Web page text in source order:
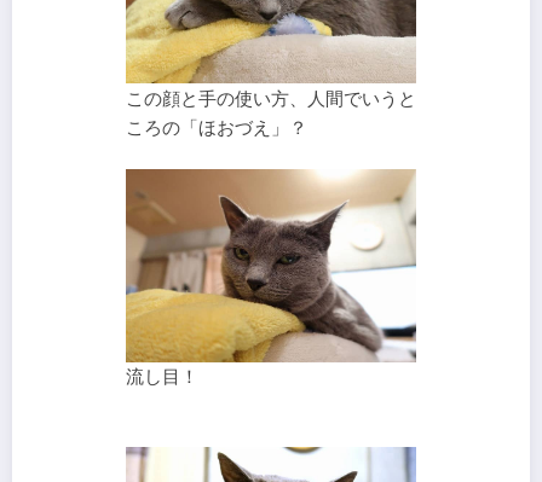
この顔と手の使い方、人間でいうと
ころの「ほおづえ」？
流し目！